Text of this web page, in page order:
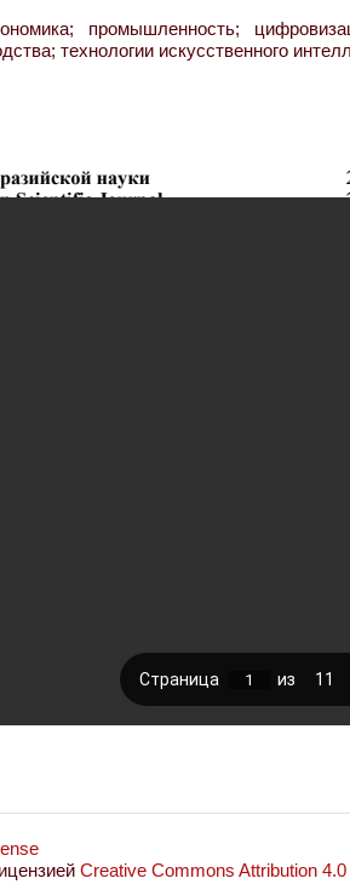
промышленность;
технологии искусственного
Creative Commons Attribution